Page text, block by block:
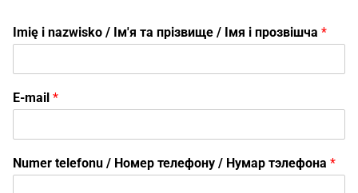
Imię i nazwisko / Ім'я та прізвище / Імя і прозвішча *
E-mail *
Numer telefonu / Номер телефону / Нумар тэлефона *